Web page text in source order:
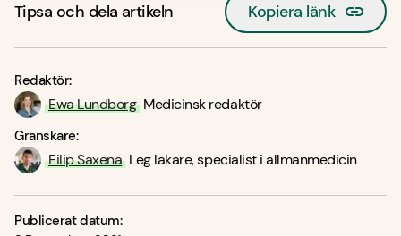
Tipsa och dela artikeln Kopiera länk
Redaktör:
Ewa Lundborg Medicinsk redaktör
Granskare:
Filip Saxena Leg läkare, specialist i allmänmedicin
Publicerat datum: